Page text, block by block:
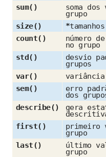
sum()
soma
grupo
size()
*
count()
número
no grupo
std()
desvio
grupos
var()
variância
sem()
erro
dos
describe()
gera
first()
primeiro
grupo
last()
último
grupo